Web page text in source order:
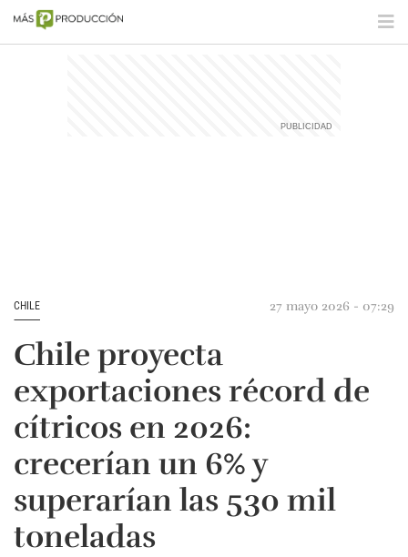
CHILE 27 mayo 2026 - 07:29
Chile proyecta
exportaciones récord de
cítricos en 2026:
crecerían un 6% y
superarían las 530 mil
toneladas